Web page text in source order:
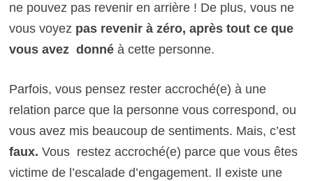
ne pouvez pas revenir en arrière ! De plus, vous ne
vous voyez pas revenir à zéro, après tout ce que
vous avez donnéà cette personne.
Parfois, vous pensez rester accroché(e) à une
relation parce que la personne vous correspond, ou
vous avez mis beaucoup de sentiments. Mais, c’est
faux. Vous restez accroché(e) parce que vous êtes
victime de l’escalade d’engagement. Il existe une